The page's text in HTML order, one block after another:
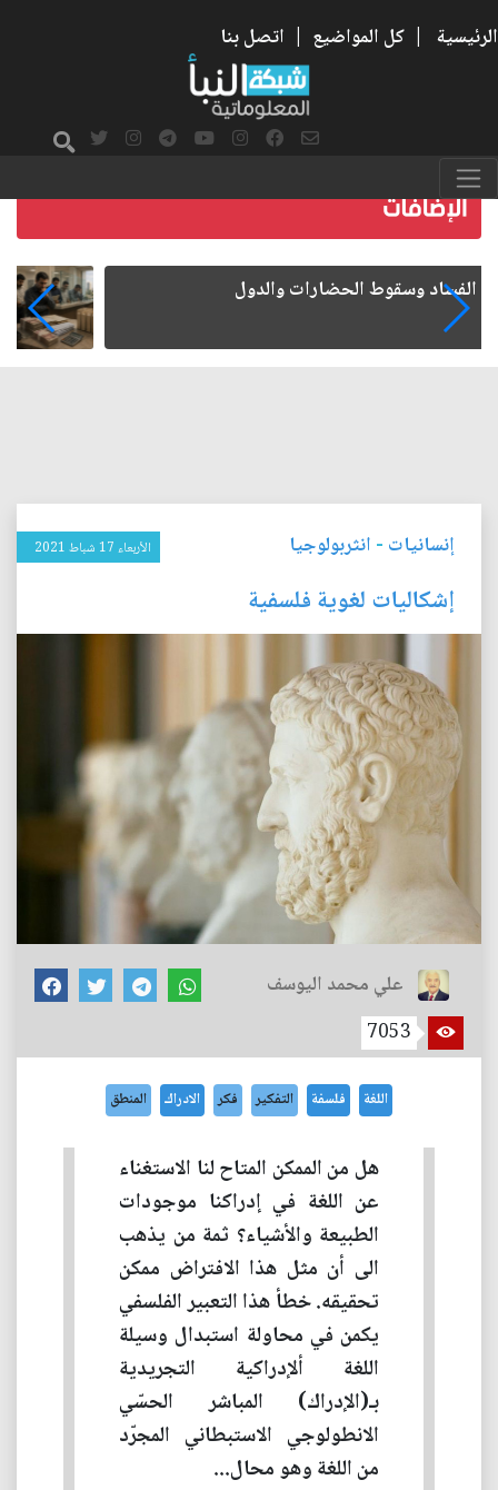
الرئيسية | كل المواضيع | اتصل بنا
رواتب الموظفين على صفيح ساخن
إنسانيات - انثربولوجيا الأربعاء 17 شباط 2021
إشكاليات لغوية فلسفية
علي محمد اليوسف
7053
اللغة فلسفة التفكير فكر الادراك المنطق
هل من الممكن المتاح لنا الاستغناء
عن اللغة في إدراكنا موجودات
الطبيعة والأشياء؟ ثمة من يذهب
الى أن مثل هذا الافتراض ممكن
تحقيقه. خطأ هذا التعبير الفلسفي
يكمن في محاولة استبدال وسيلة
اللغة ألإدراكية التجريدية
بـ(الإدراك) المباشر الحسّي
الانطولوجي الاستبطاني المجرّد
من اللغة وهو محال...